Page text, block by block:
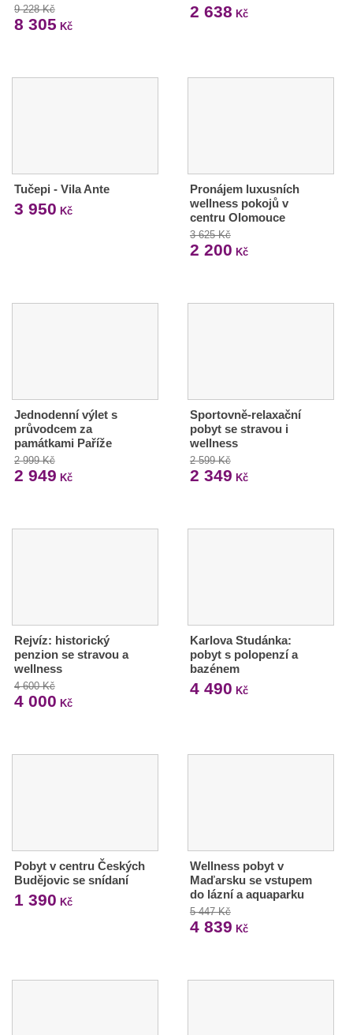
9 228 Kč
8 305 Kč
2 638 Kč
Tučepi - Vila Ante
3 950 Kč
Pronájem luxusních
wellness pokojů v
centru Olomouce
3 625 Kč
2 200 Kč
Jednodenní výlet s
průvodcem za
památkami Paříže
2 999 Kč
2 949 Kč
Sportovně-relaxační
pobyt se stravou i
wellness
2 599 Kč
2 349 Kč
Rejvíz: historický
penzion se stravou a
wellness
4 600 Kč
4 000 Kč
Karlova Studánka:
pobyt s polopenzí a
bazénem
4 490 Kč
Pobyt v centru Českých
Budějovic se snídaní
1 390 Kč
Wellness pobyt v
Maďarsku se vstupem
do lázní a aquaparku
5 447 Kč
4 839 Kč